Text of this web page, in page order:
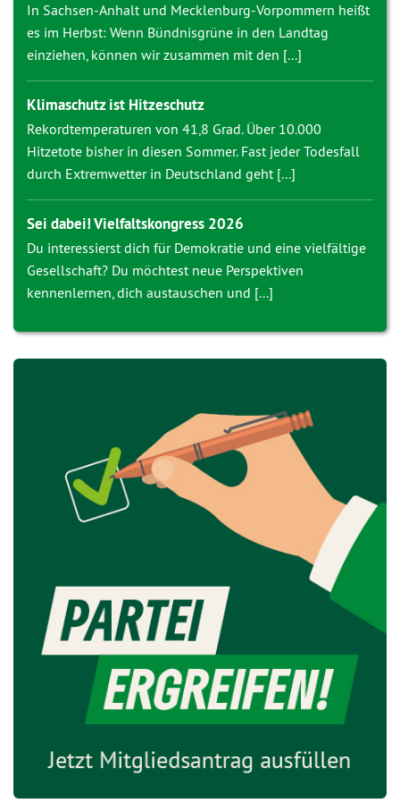
In Sachsen-Anhalt und Mecklenburg-Vorpommern heißt
es im Herbst: Wenn Bündnisgrüne in den Landtag
einziehen, können wir zusammen mit den [...]
Klimaschutz ist Hitzeschutz
Rekordtemperaturen von 41,8 Grad. Über 10.000
Hitzetote bisher in diesen Sommer. Fast jeder Todesfall
durch Extremwetter in Deutschland geht [...]
Sei dabei! Vielfaltskongress 2026
Du interessierst dich für Demokratie und eine vielfältige
Gesellschaft? Du möchtest neue Perspektiven
kennenlernen, dich austauschen und [...]